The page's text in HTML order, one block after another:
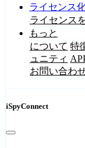
ライセンス
ライセンス
もっと
について 特
ュニティ API
お問い合わ
iSpyConnect